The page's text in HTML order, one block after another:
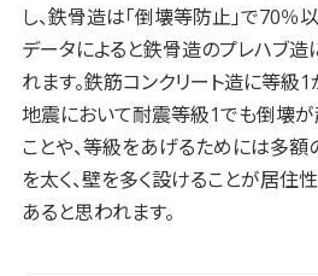
し、鉄骨造は「倒壊等防止」で70％
データによると鉄骨造のプレハブ
れます。鉄筋コンクリート造に等級
地震において耐震等級1でも倒壊
ことや、等級をあげるためには多額
を太く、壁を多く設けることが居住
あると思われます。